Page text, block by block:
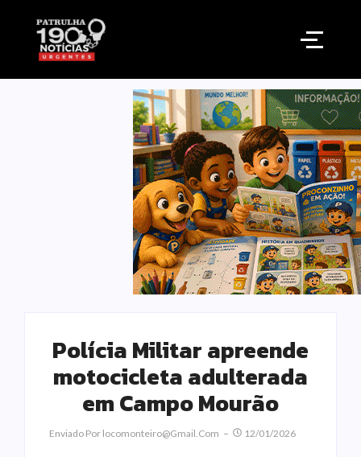
Polícia Militar apreende
motocicleta adulterada
em Campo Mourão
Enviado Por Locomonteiro@gmail.com 12/01/2026